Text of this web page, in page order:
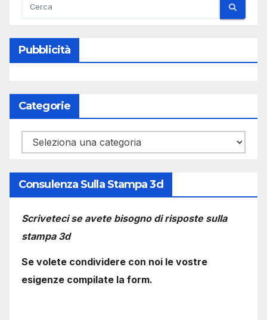
Pubblicità
Categorie
Categorie
Consulenza Sulla Stampa 3d
Scriveteci se avete bisogno di risposte sulla
stampa 3d
Se volete condividere con noi le vostre
esigenze compilate la form.